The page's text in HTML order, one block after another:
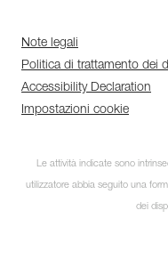
Note legali
Politica di trattamento dei
Accessibility Declaration
Impostazioni cookie
Le attività indicate sono
utilizzatore abbia seguito una
dei